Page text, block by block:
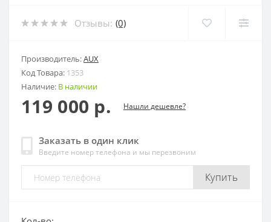
Отзывы: (0)
Производитель:AUX
Код Товара: 1353
Наличие: В наличии
119 000 р. Нашли дешевле?
Заказать в один клик
Введите номер телефона и мы перезвоним
Купить